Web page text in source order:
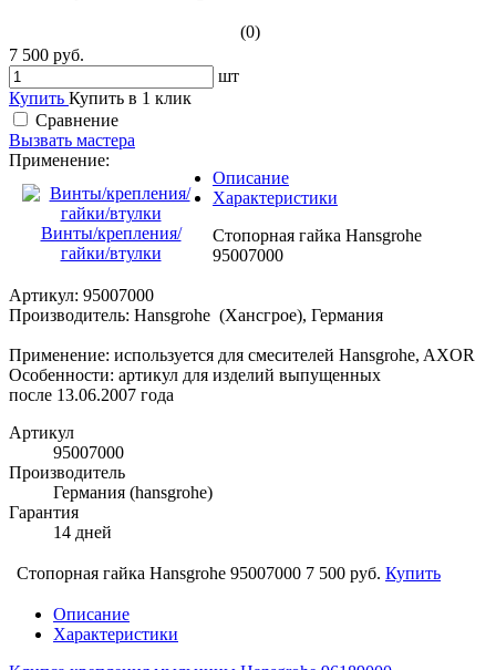
(0)
7 500 руб.
шт
Купить Купить в 1 клик
Сравнение
Вызвать мастера
Применение:
Винты/крепления/
гайки/втулки
Описание
Характеристики
Стопорная гайка Hansgrohe
95007000
Артикул: 95007000
Производитель: Hansgrohe (Хансгрое), Германия
Применение: используется для смесителей Hansgrohe, AXOR
Особенности: артикул для изделий выпущенных
после 13.06.2007 года
Артикул
95007000
Производитель
Германия (hansgrohe)
Гарантия
14 дней
Стопорная гайка Hansgrohe 95007000 7 500 руб. Купить
Описание
Характеристики